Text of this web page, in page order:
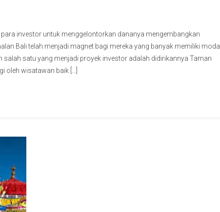
investor untuk menggelontorkan dananya mengembangkan
Bali telah menjadi magnet bagi mereka yang banyak memiliki modal
satu yang menjadi proyek investor adalah didirikannya Taman
oleh wisatawan baik […]